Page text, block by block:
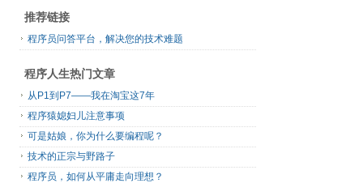
推荐链接
程序员问答平台，解决您的技术难题
程序人生热门文章
从P1到P7——我在淘宝这7年
程序猿媳妇儿注意事项
可是姑娘，你为什么要编程呢？
技术的正宗与野路子
程序员，如何从平庸走向理想？